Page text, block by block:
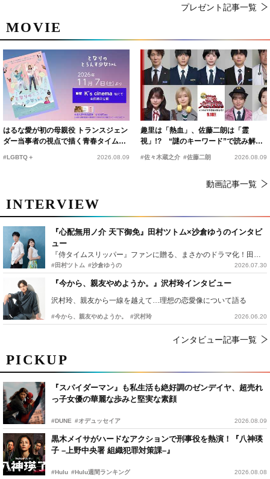
PICKUP
『スパイダーマン』も私生活も絶好調のゼンデイヤ、超売れ
っ子女優の華麗な歩みと堅実な素顔
#DUNE #オデュッセイア 2026.08.09
黒木メイサがハードなアクションで刑事役を熱演！『八神瑛
子 –上野中央署 組織犯罪対策課–』
#Hulu #Hulu週間ランキング 2026.08.08
MOVIE
はるな愛が初の母親役 トランスジェン
ダー当事者の視点で描く青春タイムス
#LGBTQ＋ 2026.08.09
趣里は「熱血」、佐藤二朗は「霊
視」!? “謎のキーワード”で読み解く
『踊る大捜査線 N.E.W.』新メンバー
#佐々木蔵之介 #佐藤二朗 2026.08.09
動画記事一覧
INTERVIEW
『心配無用ノ介 天下御免』田村ツトム×沙倉ゆうのインタビ
ュー
『侍タイムスリッパー』ファンに贈る、まさかのドラマ化！田村ツトム×沙倉ゆうのが語る『心配無用ノ介』撮影秘話
#田村ツトム #沙倉ゆうの 2026.07.30
『今から、親友やめようか。』沢村玲インタビュー
沢村玲、親友から一線を越えて…理想の恋愛像について語る
#今から、親友やめようか。 #沢村玲 2026.06.20
インタビュー記事一覧
プレゼント記事一覧